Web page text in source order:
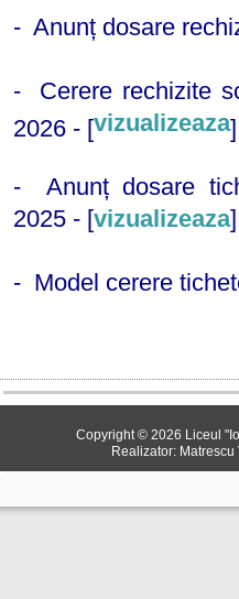
- Anunț dosare
- Cerere rechizite
2026 - [vizualizeaza]
- Anunț dosare
2025 - [vizualizeaza]
- Model cerere
Copyright © 2026 Liceul
Realizator:
.